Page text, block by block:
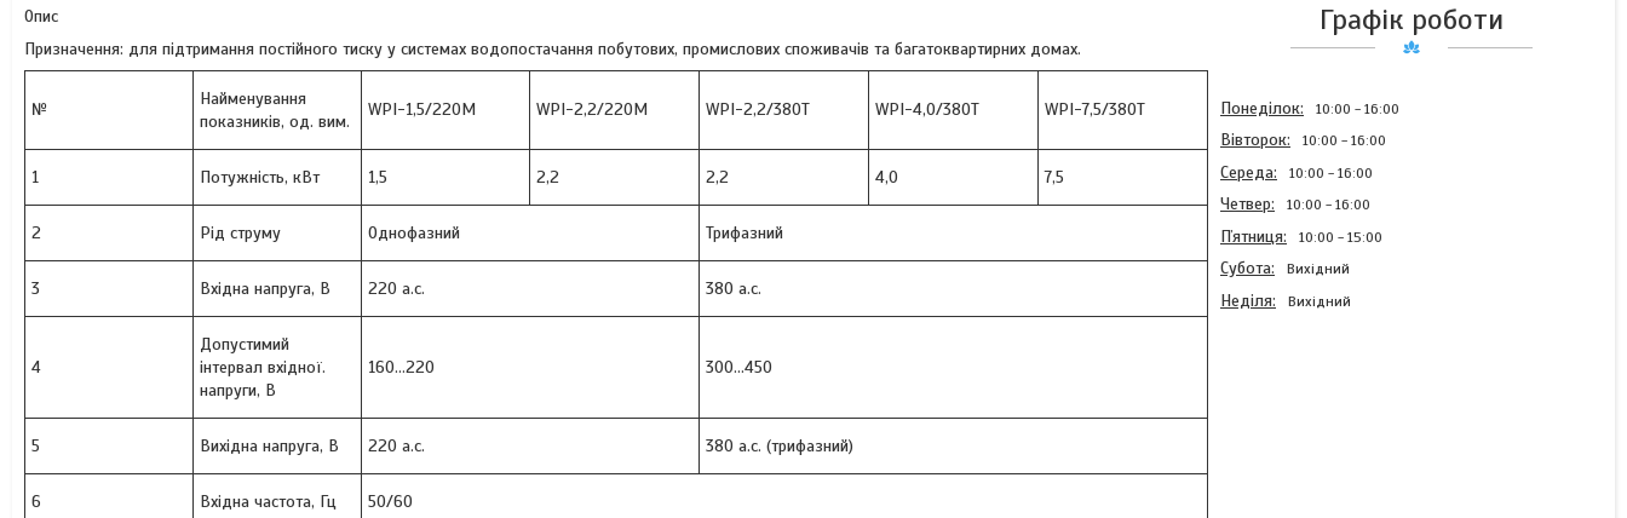
Опис
Призначення: для підтримання постійного тиску у системах водопостачання побутових, промислових споживачів та багатоквартирних домах.
№
Найменування
показників, од. вим.
WPI-1,5/220M WPI-2,2/220M WPI-2,2/380T WPI-4,0/380T WPI-7,5/380T
1 Потужність, кВт 1,5 2,2 2,2 4,0 7,5
2 Рід струму Однофазний Трифазний
3 Вхідна напруга, В 220 a.c. 380 a.c.
4
Допустимий
інтервал вхідної.
напруги, В
160…220 300...450
5 Вихідна напруга, В 220 a.c. 380 a.c. (трифазний)
6 Вхідна частота, Гц 50/60
Графік роботи
Понеділок 10:00 16:00
Вівторок 10:00 16:00
Середа 10:00 16:00
Четвер 10:00 16:00
Пʼятниця 10:00 15:00
Субота Вихідний
Неділя Вихідний